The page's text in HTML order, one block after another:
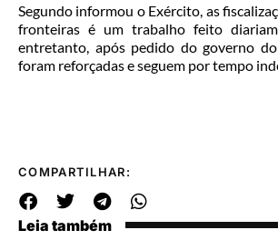
Segundo informou o Exército, as
fronteiras é um trabalho feito
entretanto, após pedido do governo
foram reforçadas e seguem por tempo
COMPARTILHAR:
Leia também